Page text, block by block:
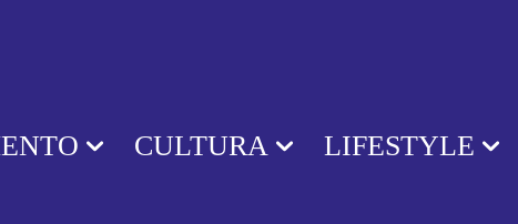
CULTURA LIFESTYLE